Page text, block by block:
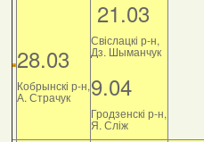
28.03
Кобрынскі р-н,
А. Страчук
21.03
Свіслацкі р-н,
Дз. Шыманчук
9.04
Гродзенскі р-н,
Я. Сліж